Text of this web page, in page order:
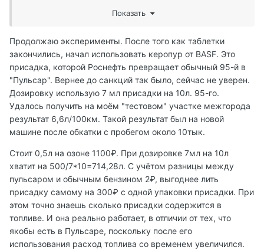
"тестовом" участке между двумя городами в ~150км
Лучший показатель был 6,4. Несколько раз приезжал
с расходом 6,7 - 6,9. Потом хорошим результатом
стало приехать с расходом 7,4. Зимой вообще 8 стал.
Решил, что из-за мох коротких поездок засрались
свечи и камеры сгорания. Возникло желание
почистить камеры сгорания.
Прочитав всю ветку на Ойл клуб про эти таблетки
выяснил, что лучше всего их действие видно на 92
бензине. Ради интереса залил 92, без таблеток расход
получился 7,7. Закинул таблетки, начал наблюдать. Ну
что могу сказать... Неожиданно, но вроде
положительный эффект есть. Искатал полтора бака
(90л), пару раз замечал что при тапке в пол, машина
бодрее едет, но это субъективно. А вот объективно, то
что сегодня после трассы приехал с расходом 7,2. А
таких цифр я года полтора уже не видел. Последнее
Показать
Продолжаю эксперименты. После того как таблетки
закончились, начал использовать керопур от BASF. Это
присадка, которой Роснефть превращает обычный 95-й в
"Пульсар". Вернее до санкций так было, сейчас не уверен.
Дозировку использую 7 мл присадки на 10л. 95-го.
Удалось получить на моём "тестовом" участке межгорода
результат 6,6л/100км. Такой результат был на новой
машине после обкатки с пробегом около 10тык.
Стоит 0,5л на озоне 1100₽. При дозировке 7мл на 10л
хватит на 500/7*10=714,28л. С учётом разницы между
пульсаром и обычным бензином 2₽, выгоднее лить
присадку самому на 300₽ с одной упаковки присадки. При
этом точно знаешь сколько присадки содержится в
топливе. И она реально работает, в отличии от тех, что
якобы есть в Пульсаре, поскольку после его
использования расход топлива со временем увеличился.